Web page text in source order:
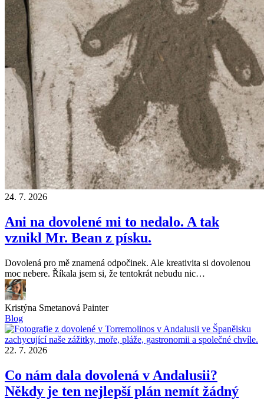
24. 7. 2026
Ani na dovolené mi to nedalo. A tak
vznikl Mr. Bean z písku.
Dovolená pro mě znamená odpočinek. Ale kreativita si dovolenou
moc nebere. Říkala jsem si, že tentokrát nebudu nic…
Kristýna Smetanová Painter
Blog
22. 7. 2026
Co nám dala dovolená v Andalusii?
Někdy je ten nejlepší plán nemít žádný